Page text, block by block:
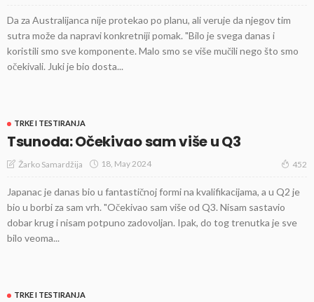
Da za Australijanca nije protekao po planu, ali veruje da njegov tim
sutra može da napravi konkretniji pomak. "Bilo je svega danas i
koristili smo sve komponente. Malo smo se više mučili nego što smo
očekivali. Juki je bio dosta...
TRKE I TESTIRANJA
Tsunoda: Očekivao sam više u Q3
Žarko Samardžija 18, May 2024 452
Japanac je danas bio u fantastičnoj formi na kvalifikacijama, a u Q2 je
bio u borbi za sam vrh. "Očekivao sam više od Q3. Nisam sastavio
dobar krug i nisam potpuno zadovoljan. Ipak, do tog trenutka je sve
bilo veoma...
TRKE I TESTIRANJA